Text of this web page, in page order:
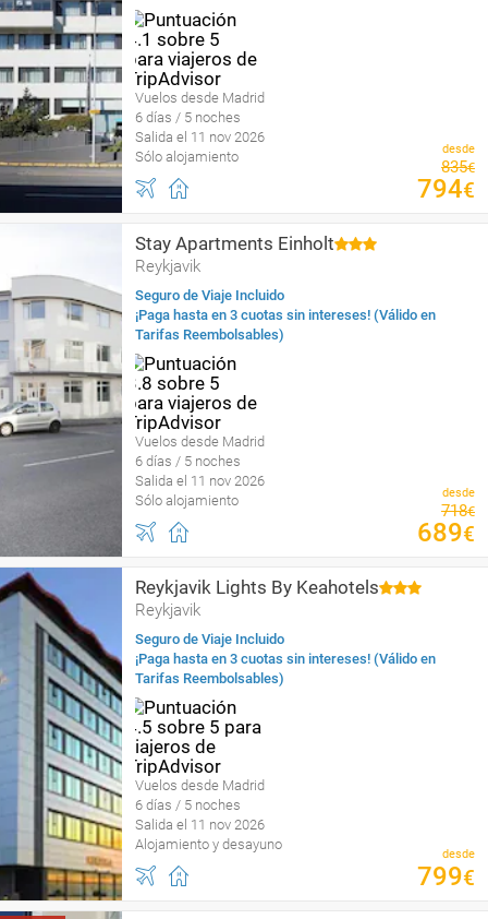
Vuelos desde Madrid
6 días / 5 noches
Salida el 11 nov 2026
Sólo alojamiento
desde
835€
794€
Stay Apartments Einholt
Reykjavik
Seguro de Viaje Incluido
¡Paga hasta en 3 cuotas sin intereses! (Válido en
Tarifas Reembolsables)
Vuelos desde Madrid
6 días / 5 noches
Salida el 11 nov 2026
Sólo alojamiento
desde
718€
689€
Reykjavik Lights By Keahotels
Reykjavik
Seguro de Viaje Incluido
¡Paga hasta en 3 cuotas sin intereses! (Válido en
Tarifas Reembolsables)
Vuelos desde Madrid
6 días / 5 noches
Salida el 11 nov 2026
Alojamiento y desayuno
desde
799€